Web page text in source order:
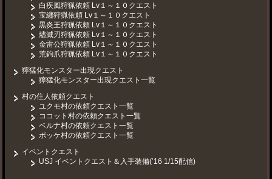
白疾風狩猟依頼 Lv１～１０クエスト
宝纏狩猟依頼 Lv１～１０クエスト
黒炎王狩猟依頼 Lv１～１０クエスト
燼滅刃狩猟依頼 Lv１～１０クエスト
金雷公狩猟依頼 Lv１～１０クエスト
荒鉤爪狩猟依頼 Lv１～１０クエスト
獰猛化モンスター出現クエスト
獰猛化モンスター出現クエスト一覧
村の住人依頼クエスト
ユクモ村の依頼クエスト一覧
ココット村の依頼クエスト一覧
ベルナ村の依頼クエスト一覧
ポッケ村の依頼クエスト一覧
イベントクエスト
USJ イベントクエスト＆入手装備(’16 1/15配信)